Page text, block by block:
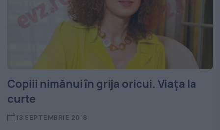
Copiii nimănui în grija oricui. Viața la
curte
13 SEPTEMBRIE 2018